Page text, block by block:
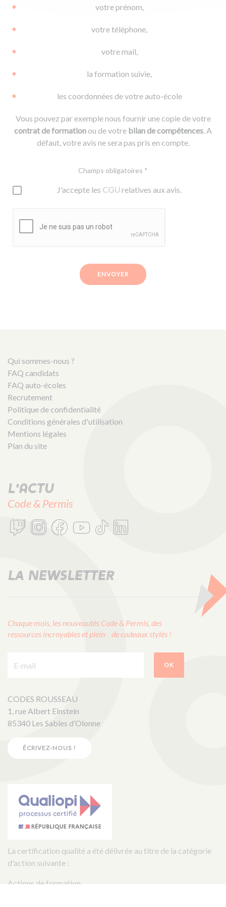
votre prénom,
votre téléphone,
votre mail,
la formation suivie,
les coordonnées de votre auto-école
Vous pouvez par exemple nous fournir une copie de votre
contrat de formationou de votre bilan de compétences. A
défaut, votre avis ne sera pas pris en compte.
Champs obligatoires *
J'accepte les CGUrelatives aux avis.
ENVOYER
Qui sommes-nous ?
FAQ candidats
FAQ auto-écoles
Recrutement
Politique de confidentialité
Conditions générales d'utilisation
Mentions légales
Plan du site
L'actu
Code & Permis
LA NEWSLETTER
Chaque mois, les nouveautés Code & Permis, des
ressources incroyables et plein de cadeaux stylés !
OK
CODES ROUSSEAU
1, rue Albert Einstein
85340 Les Sables d’Olonne
ÉCRIVEZ-NOUS !
La certification qualité a été délivrée au titre de la catégorie
d'action suivante :
Actions de formation